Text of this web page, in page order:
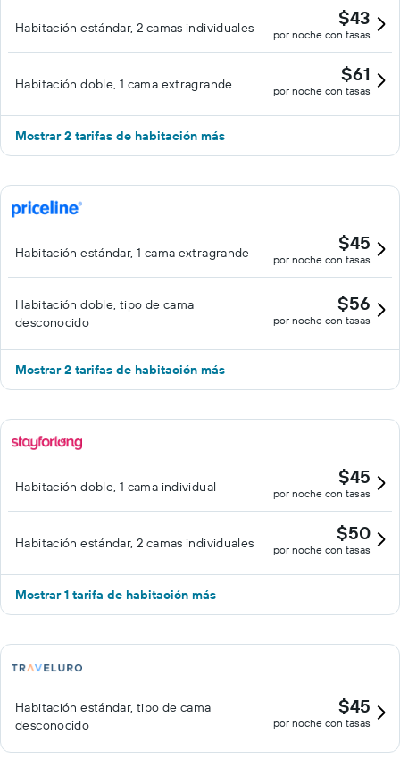
Habitación estándar, 2 camas individuales $43
por noche con tasas
Habitación doble, 1 cama extragrande $61
por noche con tasas
Mostrar 2 tarifas de habitación más
Habitación estándar, 1 cama extragrande $45
por noche con tasas
Habitación doble, tipo de cama
desconocido
$56
por noche con tasas
Mostrar 2 tarifas de habitación más
Habitación doble, 1 cama individual $45
por noche con tasas
Habitación estándar, 2 camas individuales $50
por noche con tasas
Mostrar 1 tarifa de habitación más
Habitación estándar, tipo de cama
desconocido
$45
por noche con tasas